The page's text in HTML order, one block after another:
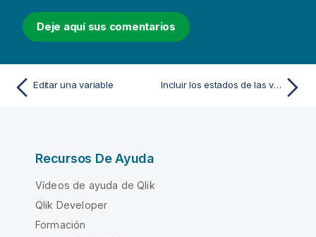
Deje aquí sus comentarios
Editar una variable Incluir los estados de las variables en marcadores e informes
Recursos De Ayuda
Vídeos de ayuda de Qlik
Qlik Developer
Formación